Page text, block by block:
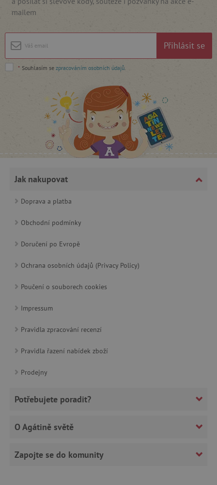
mailem
Přihlásit se
* Souhlasím se zpracováním osobních údajů
Jak nakupovat
Doprava a platba
Obchodní podmínky
Doručení po Evropě
Ochrana osobních údajů (Privacy Policy)
Poučení o souborech cookies
Impressum
Pravidla zpracování recenzí
Pravidla řazení nabídek zboží
Prodejny
Potřebujete poradit?
O Agátině světě
Zapojte se do komunity
Název
Doména
_lb_ccc .agatinsvet.cz